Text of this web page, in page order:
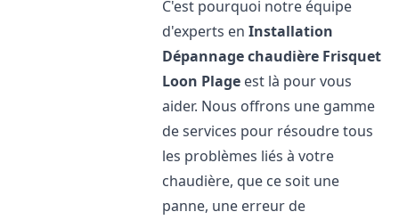
C'est pourquoi notre équipe
d'experts enInstallation
Dépannage chaudière Frisquet
Loon Plage est là pour vous
aider. Nous offrons une gamme
de services pour résoudre tous
les problèmes liés à votre
chaudière, que ce soit une
panne, une erreur de